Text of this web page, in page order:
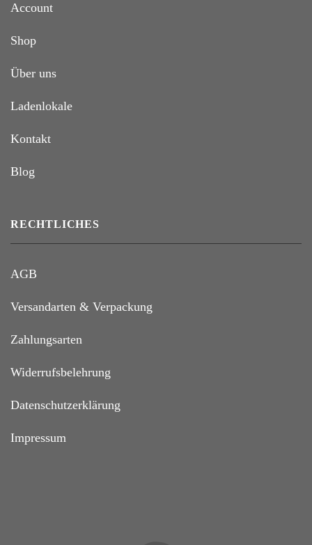
Account
Shop
Über uns
Ladenlokale
Kontakt
Blog
RECHTLICHES
AGB
Versandarten & Verpackung
Zahlungsarten
Widerrufsbelehrung
Datenschutzerklärung
Impressum